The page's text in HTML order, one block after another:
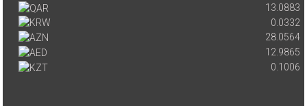
13.0883
0.0332
28.0564
12.9865
0.1006